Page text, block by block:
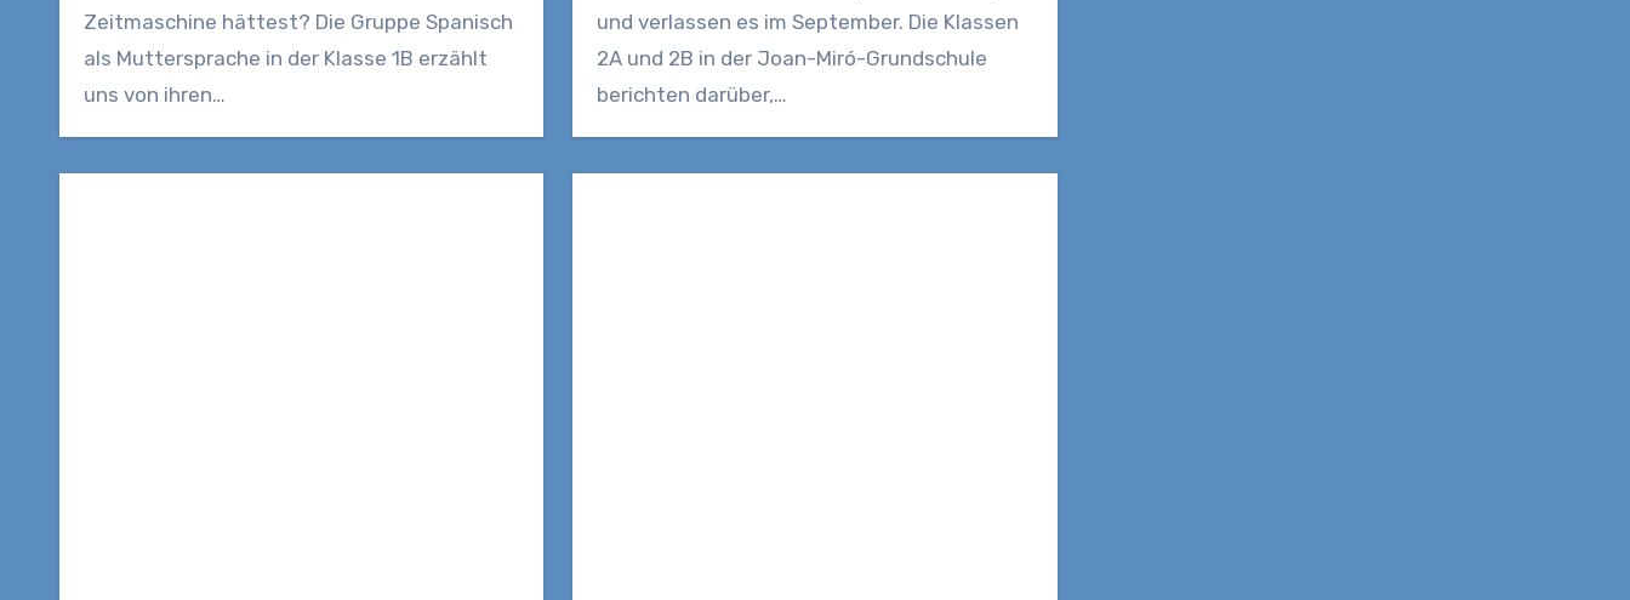
Zeitmaschine hättest? Die Gruppe Spanisch
als Muttersprache in der Klasse 1B erzählt
uns von ihren…
und verlassen es im September. Die Klassen
2A und 2B in der Joan-Miró-Grundschule
berichten darüber,…